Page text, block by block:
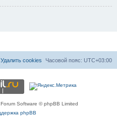
Часовой пояс: UTC+03:00
Удалить cookies
Software © phpBB Limited
phpBB